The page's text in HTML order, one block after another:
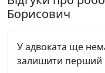
Борисович
У адвоката ще
залишити перший